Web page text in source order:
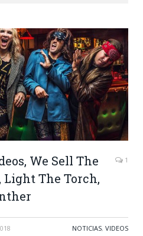
We Sell The
Light The Torch,
1
NOTICIAS, VIDEOS